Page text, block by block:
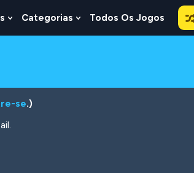
Show
Submenu
Categorias Show
Submenu
Todos Os Jogos
se.)